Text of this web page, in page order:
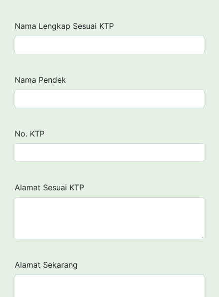
Nama Lengkap Sesuai KTP
Nama Pendek
No. KTP
Alamat Sesuai KTP
Alamat Sekarang